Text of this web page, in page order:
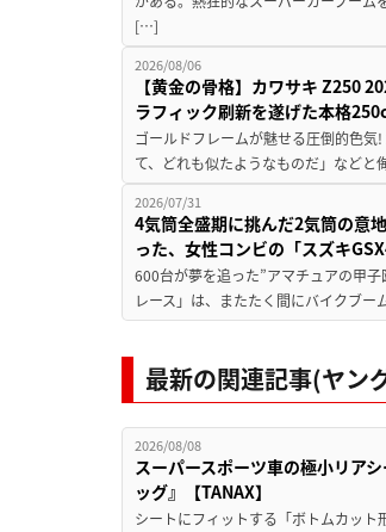
[…]
2026/08/06
【黄金の骨格】カワサキ Z250
ラフィック刷新を遂げた本格
ゴールドフレームが魅せる圧倒的色
て、どれも似たようなものだ」など
2026/07/31
4気筒全盛期に挑んだ2気筒の意
った、女性コンビの「スズキ
600台が夢を追った”アマチュアの甲
レース」は、またたく間にバイクブ
最新の関連記事(ヤン
2026/08/08
スーパースポーツ車の極小リア
ッグ』【TANAX】
シートにフィットする「ボトムカッ